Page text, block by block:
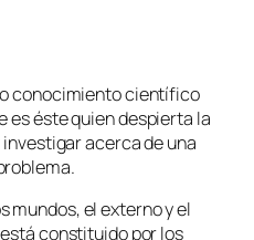
conocimiento científico
es éste quien despierta la
acerca de una
mundos, el externo y el
constituido por los